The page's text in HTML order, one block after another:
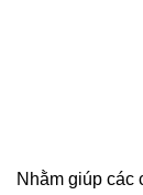
Nhằm giúp các